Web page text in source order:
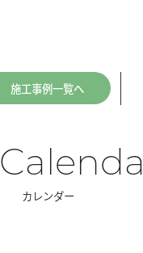
施工事例一覧へ
カレンダー